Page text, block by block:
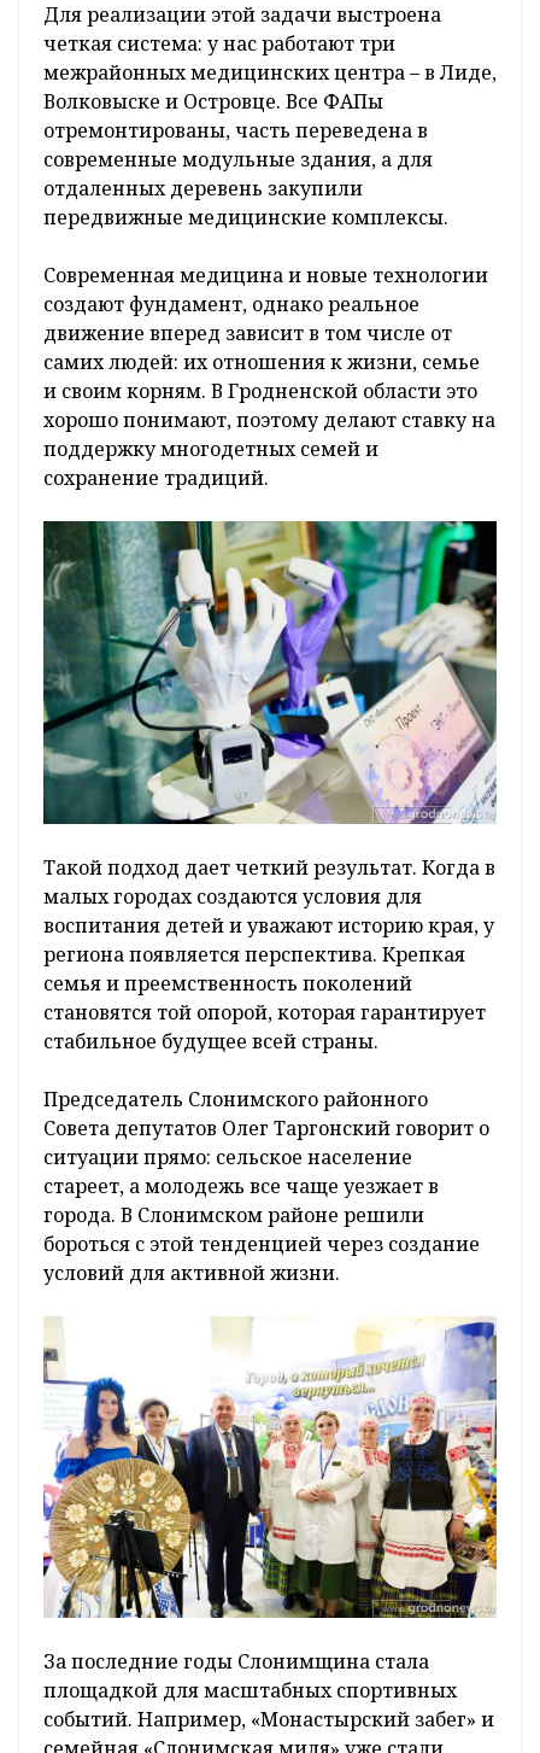
Для реализации этой задачи выстроена
четкая система: у нас работают три
межрайонных медицинских центра – в Лиде,
Волковыске и Островце. Все ФАПы
отремонтированы, часть переведена в
современные модульные здания, а для
отдаленных деревень закупили
передвижные медицинские комплексы.
Современная медицина и новые технологии
создают фундамент, однако реальное
движение вперед зависит в том числе от
самих людей: их отношения к жизни, семье
и своим корням. В Гродненской области это
хорошо понимают, поэтому делают ставку на
поддержку многодетных семей и
сохранение традиций.
Такой подход дает четкий результат. Когда в
малых городах создаются условия для
воспитания детей и уважают историю края, у
региона появляется перспектива. Крепкая
семья и преемственность поколений
становятся той опорой, которая гарантирует
стабильное будущее всей страны.
Председатель Слонимского районного
Совета депутатов Олег Таргонский говорит о
ситуации прямо: сельское население
стареет, а молодежь все чаще уезжает в
города. В Слонимском районе решили
бороться с этой тенденцией через создание
условий для активной жизни.
За последние годы Слонимщина стала
площадкой для масштабных спортивных
событий. Например, «Монастырский забег» и